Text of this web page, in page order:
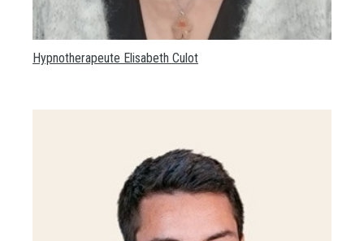
Hypnotherapeute Elisabeth Culot